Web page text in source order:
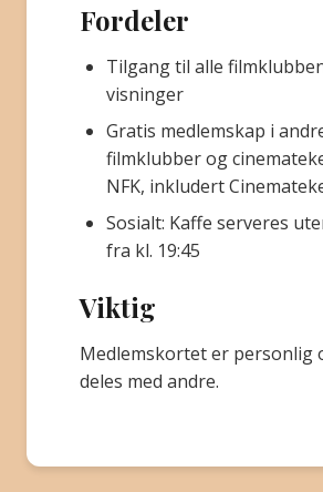
Fordeler
Tilgang til alle
visninger
Gratis medlemskap i
filmklubber og
NFK, inkludert
Sosialt: Kaffe serveres
fra kl. 19:45
Viktig
Medlemskortet er personlig
deles med andre.